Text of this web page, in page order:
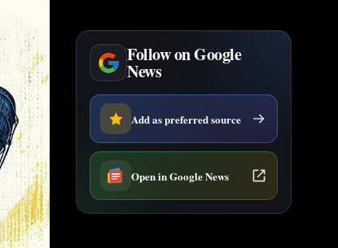
Follow on Google
News
Add as preferred source
Open in Google News